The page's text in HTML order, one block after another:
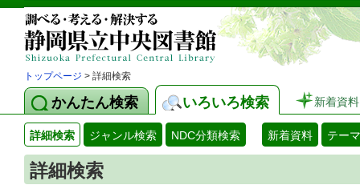
トップページ > 詳細検索
かんたん検索 いろいろ検索 新着資料
詳細検索 ジャンル検索 NDC分類検索 新着資料 テー
詳細検索